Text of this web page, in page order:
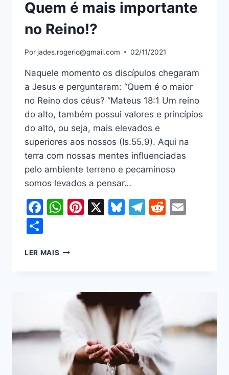
Quem é mais importante
no Reino!?
Por jades.rogerio@gmail.com 02/11/2021
Naquele momento os discípulos chegaram
a Jesus e perguntaram: “Quem é o maior
no Reino dos céus? “Mateus 18:1 Um reino
do alto, também possui valores e princípios
do alto, ou seja, mais elevados e
superiores aos nossos (Is.55.9). Aqui na
terra com nossas mentes influenciadas
pelo ambiente terreno e pecaminoso
somos levados a pensar…
Facebook
WhatsApp
Pinterest
X Bluesky
Telegram
Reddit
LER MAIS